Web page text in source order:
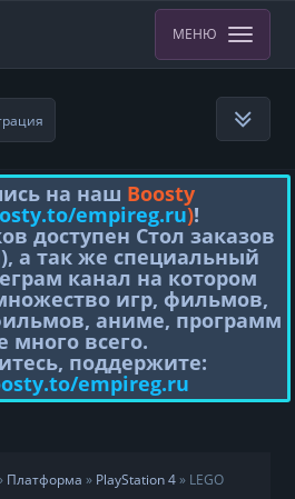
МЕНЮ
на наш Boosty
empireg.ru)!
доступен Стол заказов
а так же специальный
канал на котором
игр, фильмов,
аниме, программ
много всего.
поддержите:
empireg.ru
Платформа » PlayStation 4» LEGO